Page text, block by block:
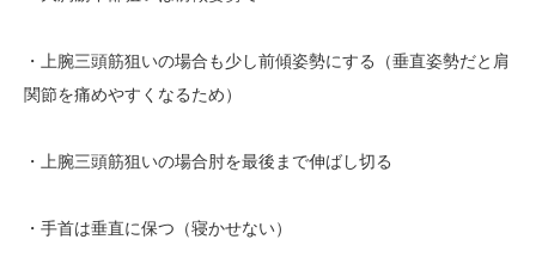
・上腕三頭筋狙いの場合も少し前傾姿勢にする（垂直姿勢だと肩
関節を痛めやすくなるため）
・上腕三頭筋狙いの場合肘を最後まで伸ばし切る
・手首は垂直に保つ（寝かせない）